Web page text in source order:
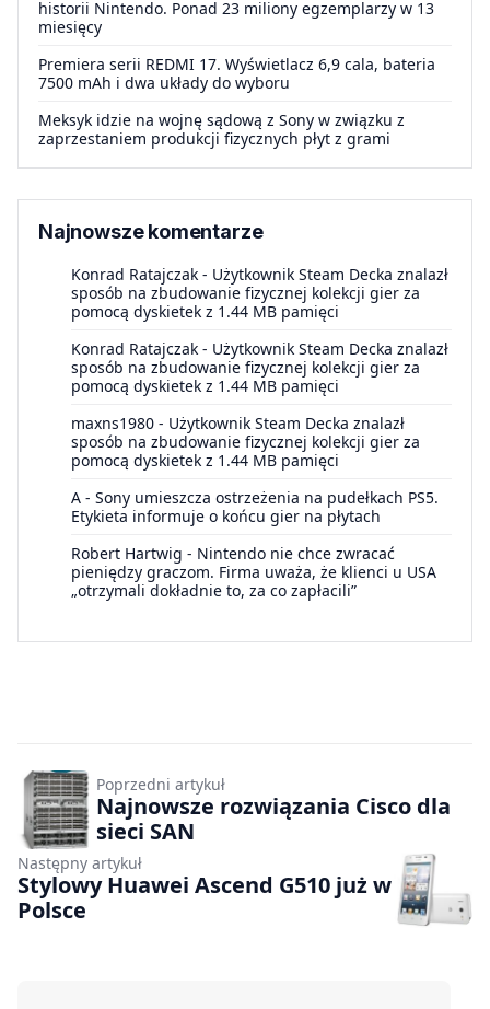
historii Nintendo. Ponad 23 miliony egzemplarzy w 13
miesięcy
Premiera serii REDMI 17. Wyświetlacz 6,9 cala, bateria
7500 mAh i dwa układy do wyboru
Meksyk idzie na wojnę sądową z Sony w związku z
zaprzestaniem produkcji fizycznych płyt z grami
Najnowsze komentarze
Konrad Ratajczak - Użytkownik Steam Decka znalazł
sposób na zbudowanie fizycznej kolekcji gier za
pomocą dyskietek z 1.44 MB pamięci
Konrad Ratajczak - Użytkownik Steam Decka znalazł
sposób na zbudowanie fizycznej kolekcji gier za
pomocą dyskietek z 1.44 MB pamięci
maxns1980 - Użytkownik Steam Decka znalazł
sposób na zbudowanie fizycznej kolekcji gier za
pomocą dyskietek z 1.44 MB pamięci
A - Sony umieszcza ostrzeżenia na pudełkach PS5.
Etykieta informuje o końcu gier na płytach
Robert Hartwig - Nintendo nie chce zwracać
pieniędzy graczom. Firma uważa, że klienci u USA
„otrzymali dokładnie to, za co zapłacili”
Poprzedni artykuł
Najnowsze rozwiązania Cisco dla
sieci SAN
Następny artykuł
Stylowy Huawei Ascend G510 już w
Polsce